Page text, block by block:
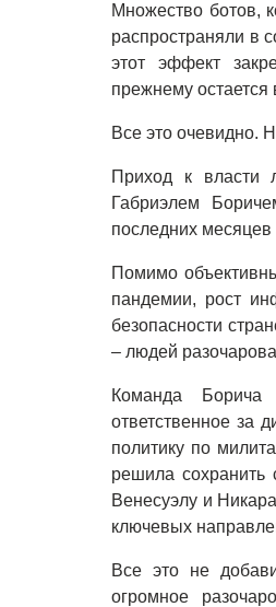
Множество ботов,
распространяли в
этот эффект
прежнему остается
Все это очевидно.
Приход к власти
Габриэлем
последних
Помимо
пандемии, рост
безопасности
– людей
Команда Борича
ответственное за
политику по
решила
Венесуэлу и
ключевых
Все это не
огромное